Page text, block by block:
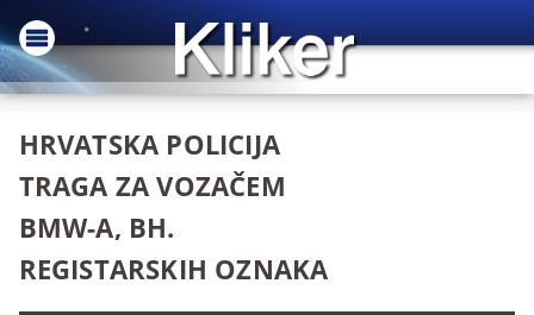
HRVATSKA POLICIJA
TRAGA ZA VOZAČEM
BMW-A, BH.
REGISTARSKIH OZNAKA